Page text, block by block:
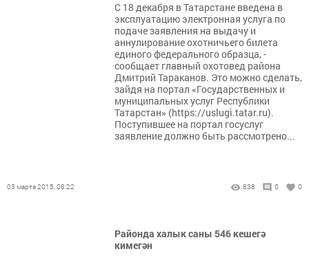
С 18 декабря в Татарстане введена в
эксплуатацию электронная услуга по
подаче заявления на выдачу и
аннулирование охотничьего билета
единого федерального образца, -
сообщает главный охотовед района
Дмитрий Тараканов. Это можно сделать,
зайдя на портал «Государственных и
муниципальных услуг Республики
Татарстан» (https://uslugi.tatar.ru).
Поступившее на портал госуслуг
заявление должно быть рассмотрено...
03 марта 2015, 08:22 838 0 0
Районда халык саны 546 кешегә
кимегән